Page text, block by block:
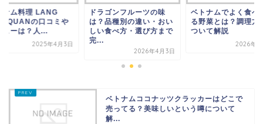
口コミや
...
年4月3日
ドラゴンフルーツの味
は？品種別の違い・おい
しい食べ方・選び方まで
完...
2026年4月3日
ベトナムでよく食べられ
る野菜とは？調理方法に
ついて解説
2026年4月3日
ベトナムココナッツクラッカーはどこで
売ってる？美味しいという噂について
解...